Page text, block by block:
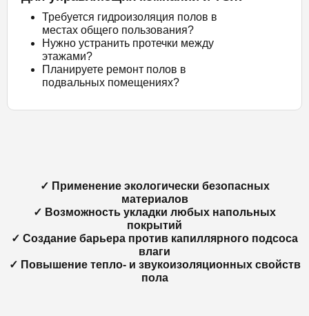
Требуется гидроизоляция полов в
местах общего пользования?
Нужно устранить протечки между
этажами?
Планируете ремонт полов в
подвальных помещениях?
✓ Применение экологически безопасных
материалов
✓ Возможность укладки любых напольных
покрытий
✓ Создание барьера против капиллярного подсоса
влаги
✓ Повышение тепло- и звукоизоляционных свойств
пола